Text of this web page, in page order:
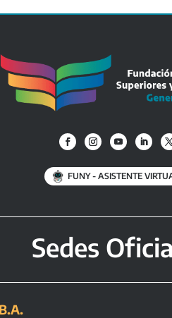
FUNY - ASISTENTE
Sedes